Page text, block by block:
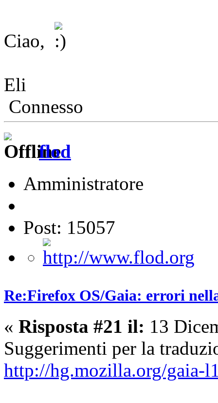
Ciao,
Eli
Connesso
flod
Amministratore
Post: 15057
Re:Firefox OS/Gaia: errori
« Risposta #21 il: 13
Suggerimenti per la
http://hg.mozilla.org/gaia-